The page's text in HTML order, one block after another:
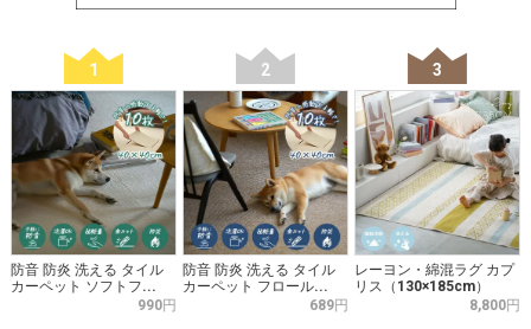
1
防音 防炎 洗える タイル
カーペット ソフトフ...
990円
2
防音 防炎 洗える タイル
カーペット フロール...
689円
3
レーヨン・綿混ラグ カプ
リス（130×185cm）
8,800円